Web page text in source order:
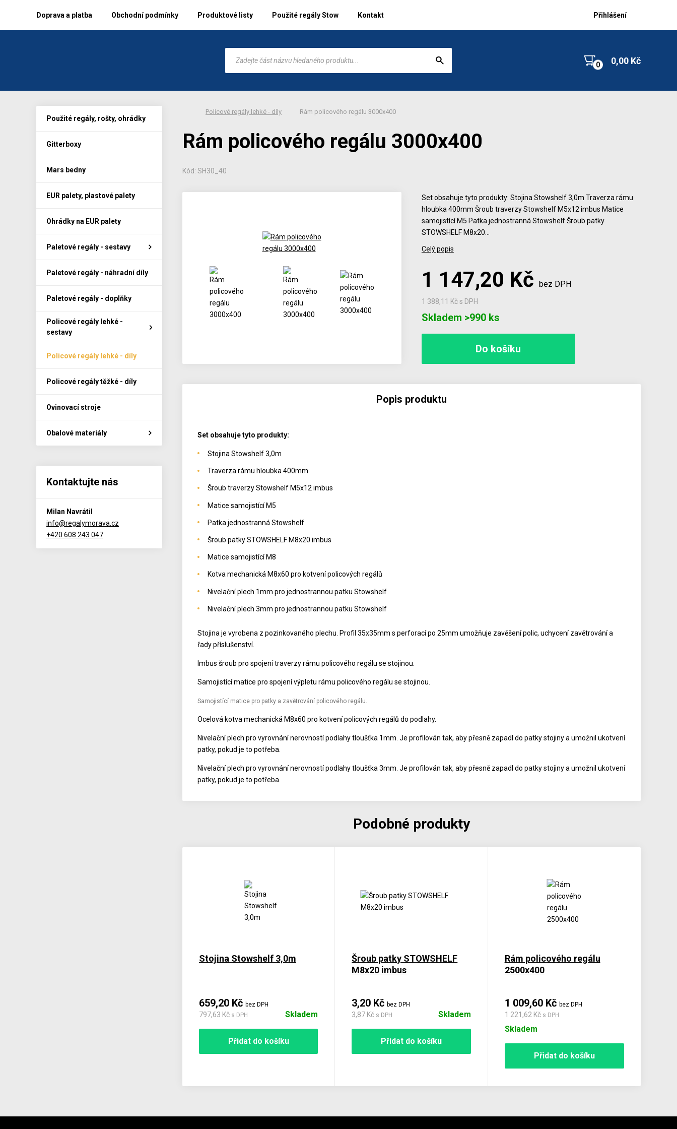
Doprava a platba Obchodní podmínky Produktové listy Použité regály Stow Kontakt Přihlášení
0,00 Kč
Policové regály lehké - díly Rám policového regálu 3000x400
Rám policového regálu 3000x400
Kód: SH30_40
Set obsahuje tyto produkty: Stojina Stowshelf 3,0m Traverza rámu
hloubka 400mm Šroub traverzy Stowshelf M5x12 imbus Matice
samojistící M5 Patka jednostranná Stowshelf Šroub patky
STOWSHELF M8x20…
Celý popis
1 147,20 Kč bez DPH
1 388,11 Kčs DPH
Skladem >990 ks
Popis produktu
Set obsahuje tyto produkty:
Stojina Stowshelf 3,0m
Traverza rámu hloubka 400mm
Šroub traverzy Stowshelf M5x12 imbus
Matice samojistící M5
Patka jednostranná Stowshelf
Šroub patky STOWSHELF M8x20 imbus
Matice samojistící M8
Kotva mechanická M8x60 pro kotvení policových regálů
Nivelační plech 1mm pro jednostrannou patku Stowshelf
Nivelační plech 3mm pro jednostrannou patku Stowshelf
Stojina je vyrobena z pozinkovaného plechu. Profil 35x35mm s perforací po 25mm umožňuje zavěšení polic, uchycení zavětrování a
řady příslušenství.
Imbus šroub pro spojení traverzy rámu policového regálu se stojinou.
Samojistící matice pro spojení výpletu rámu policového regálu se stojinou.
Samojistící matice pro patky a zavětrování policového regálu.
Ocelová kotva mechanická M8x60 pro kotvení policových regálů do podlahy.
Nivelační plech pro vyrovnání nerovností podlahy tloušťka 1mm. Je profilován tak, aby přesně zapadl do patky stojiny a umožnil ukotvení
patky, pokud je to potřeba.
Nivelační plech pro vyrovnání nerovností podlahy tloušťka 3mm. Je profilován tak, aby přesně zapadl do patky stojiny a umožnil ukotvení
patky, pokud je to potřeba.
Podobné produkty
Stojina Stowshelf 3,0m
659,20 Kč bez DPH
797,63 Kč s DPH Skladem
Přidat do košíku
Šroub patky STOWSHELF
M8x20 imbus
3,20 Kčbez DPH
3,87 Kč s DPH Skladem
Přidat do košíku
Rám policového regálu
2500x400
1 009,60 Kč bez DPH
1 221,62 Kč s DPH
Skladem
Přidat do košíku
Použité regály, rošty, ohrádky
Gitterboxy
Mars bedny
EUR palety, plastové palety
Ohrádky na EUR palety
Paletové regály - sestavy
Paletové regály - náhradní díly
Paletové regály - doplňky
Policové regály lehké -
sestavy
Policové regály lehké - díly
Policové regály těžké - díly
Ovinovací stroje
Obalové materiály
Kontaktujte nás
Milan Navrátil
info@regalymorava.cz
+420 608 243 047